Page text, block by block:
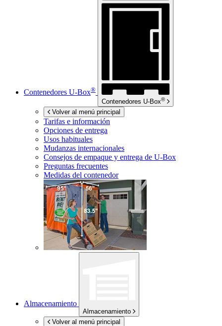
Contenedores U-Box®
Contenedores U-Box®
Volver al menú principal
Tarifas e información
Opciones de entrega
Usos habituales
Mudanzas internacionales
Consejos de empaque y entrega de U-Box
Preguntas frecuentes
Medidas del contenedor
Almacenamiento
Almacenamiento
Volver al menú principal